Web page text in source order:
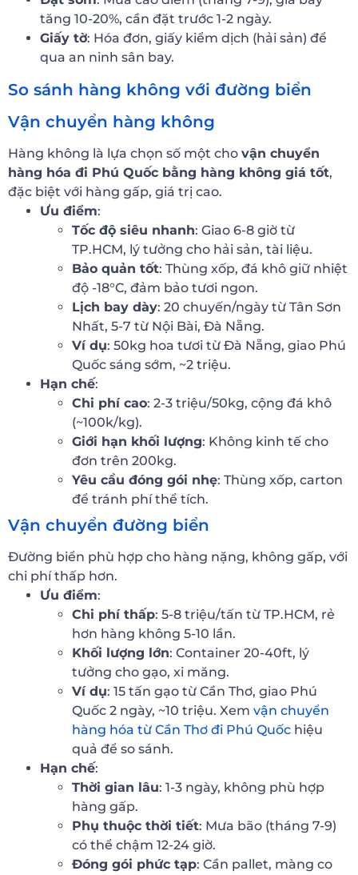
tăng 10-20%, cần đặt trước 1-2 ngày.
Giấy tờ: Hóa đơn, giấy kiểm dịch (hải sản) để
qua an ninh sân bay.
So sánh hàng không với đường biển
Vận chuyển hàng không
Hàng không là lựa chọn số một cho vận chuyển
hàng hóa đi Phú Quốc bằng hàng không giá tốt,
đặc biệt với hàng gấp, giá trị cao.
Ưu điểm:
Tốc độ siêu nhanh: Giao 6-8 giờ từ
TP.HCM, lý tưởng cho hải sản, tài liệu.
Bảo quản tốt: Thùng xốp, đá khô giữ nhiệt
độ -18°C, đảm bảo tươi ngon.
Lịch bay dày: 20 chuyến/ngày từ Tân Sơn
Nhất, 5-7 từ Nội Bài, Đà Nẵng.
Ví dụ: 50kg hoa tươi từ Đà Nẵng, giao Phú
Quốc sáng sớm, ~2 triệu.
Hạn chế:
Chi phí cao: 2-3 triệu/50kg, cộng đá khô
(~100k/kg).
Giới hạn khối lượng: Không kinh tế cho
đơn trên 200kg.
Yêu cầu đóng gói nhẹ: Thùng xốp, carton
để tránh phí thể tích.
Vận chuyển đường biển
Đường biển phù hợp cho hàng nặng, không gấp, với
chi phí thấp hơn.
Ưu điểm:
Chi phí thấp: 5-8 triệu/tấn từ TP.HCM, rẻ
hơn hàng không 5-10 lần.
Khối lượng lớn: Container 20-40ft, lý
tưởng cho gạo, xi măng.
Ví dụ: 15 tấn gạo từ Cần Thơ, giao Phú
Quốc 2 ngày, ~10 triệu. Xem vận chuyển
hàng hóa từ Cần Thơ đi Phú Quốc hiệu
quả để so sánh.
Hạn chế:
Thời gian lâu: 1-3 ngày, không phù hợp
hàng gấp.
Phụ thuộc thời tiết: Mưa bão (tháng 7-9)
có thể chậm 12-24 giờ.
Đóng gói phức tạp: Cần pallet, màng co